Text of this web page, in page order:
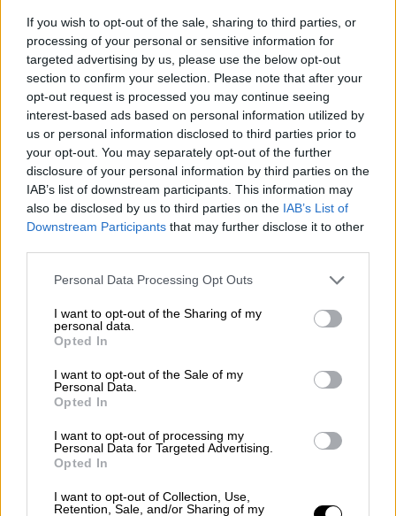
If you wish to opt-out of the sale, sharing to third parties, or
processing of your personal or sensitive information for
targeted advertising by us, please use the below opt-out
section to confirm your selection. Please note that after your
opt-out request is processed you may continue seeing
interest-based ads based on personal information utilized by
us or personal information disclosed to third parties prior to
your opt-out. You may separately opt-out of the further
disclosure of your personal information by third parties on the
IAB’s list of downstream participants. This information may
also be disclosed by us to third parties on the IAB’s List of
Downstream Participants that may further disclose it to other
Please note that this website/app uses one or more Google
not limited to your visit or usage behaviour. You may click to
grant or deny consent to Google and its third-party tags to
use your data for below specified purposes in below Google
consent section.
Personal Data Processing Opt Outs
I want to opt-out of the Sharing of my
personal data.
Opted In
I want to opt-out of the Sale of my
Personal Data.
Opted In
I want to opt-out of processing my
Personal Data for Targeted Advertising.
Opted In
I want to opt-out of Collection, Use,
Retention, Sale, and/or Sharing of my
φύγουν προς την Ευρώπη το συντομότερο
δυνατό.
Υπενθυμίζοντας ότι τα γεγονότα στην
Αδριανούπολη το Φεβρουάριο-Μάρτιο του
2020, ο καθηγητής Ερντογάν υποστηρίζει ότι
είχαν εξαιρετικά μεγάλη επιρροή στην
εσωτερική πολιτική.
«Για την τουρκικήκοινωνία, το θέμα των
το λόγο αυτό ο αντι-μεταναστευτικός λόγος
έχει ενταθεί και έχει σοβαρή απήχηση στην
κοινωνία», κάτι που ασκεί σοβαρή πίεση
εκλογές. «Επομένως μια μεγάλη μετακίνηση
προσφύγων προς τα ελληνικά σύνορα δεν θα
αποτραπεί από την κυβέρνηση για να μην
υπάρξουν αντιρρήσεις από την κοινωνία».
«Βολεύει την κυβέρνηση ένα κύμα